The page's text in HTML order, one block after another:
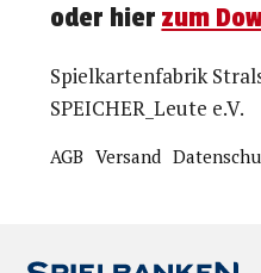
oder hier zum
Spielkartenfabrik
SPEICHER_Leute e.V.
AGB Versand